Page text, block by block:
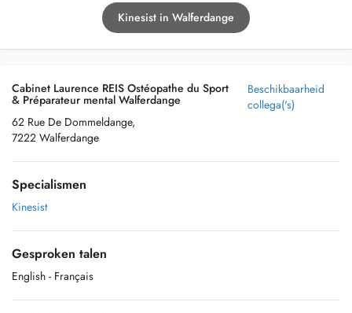
Kinesist in Walferdange
Cabinet Laurence REIS Ostéopathe du Sport
& Préparateur mental Walferdange
62 Rue De Dommeldange,
7222 Walferdange
Beschikbaarheid
collega('s)
Specialismen
Kinesist
Gesproken talen
English - Français